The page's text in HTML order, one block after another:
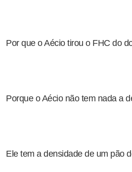
Por que o Aécio tirou o FHC do
Porque o Aécio não tem nada a
Ele tem a densidade de um pão